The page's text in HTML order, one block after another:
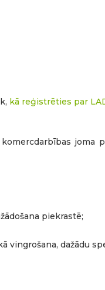
kā reģistrēties par
joma
piekrastē;
vingrošana, dažādu